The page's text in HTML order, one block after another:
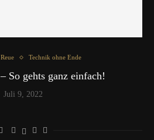
Technik ohne Ende
So gehts ganz einfach!
Juli 9, 2022